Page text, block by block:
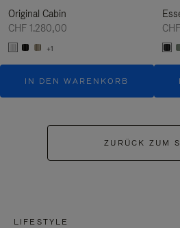
Original Cabin
CHF 1.280,00
+1
IN DEN WARENKORB
ZURÜCK ZUM
LIFESTYLE